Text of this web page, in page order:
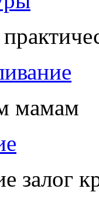
мамам
залог